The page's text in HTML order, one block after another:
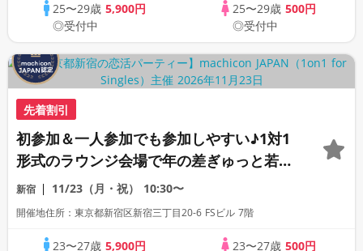
25〜29歳5,900円
◎受付中
25〜29歳 500円
◎受付中
先着割引
初参加＆一人参加でも参加しやすい♪1対1
形式のラウンジ会場で年の差ぎゅっと若め
の同世代恋活パーティー♪《上質な1対1相
席専用会場》《全席半個室》《飲み放題付
新宿 11/23（月・祝） 10:30〜
開催地住所：東京都新宿区新宿三丁目20-6 FSビル 7階
23〜27歳5,900円
23〜27歳 500円